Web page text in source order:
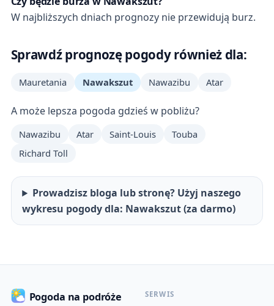
W najbliższych dniach prognozy nie przewidują burz.
Sprawdź prognozę pogody również dla:
Mauretania Nawakszut Nawazibu Atar
A może lepsza pogoda gdzieś w pobliżu?
Nawazibu Atar Saint-Louis
Touba
Richard Toll
Prowadzisz bloga lub stronę? Użyj naszego
wykresu pogody dla: Nawakszut (za darmo)
Pogoda na podróże SERWIS